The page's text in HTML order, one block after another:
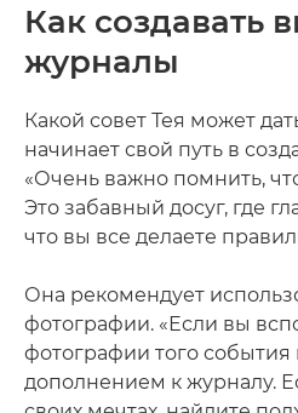
Как создавать
журналы
Какой совет Тея может
начинает свой путь в
«Очень важно помнить,
Это забавный досуг, где
что вы все делаете
Она рекомендует
фотографии. «Если вы
фотографии того события
дополнением к журналу.